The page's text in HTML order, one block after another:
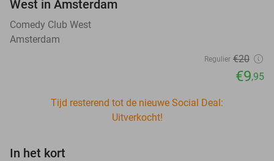
West in Amsterdam
Comedy Club West
Amsterdam
Regulier €20
€9,95
Tijd resterend tot de nieuwe Social Deal:
Uitverkocht!
In het kort